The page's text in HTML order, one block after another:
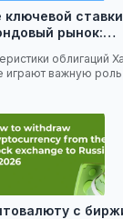
рынок:…
облигаций
играют важную
с